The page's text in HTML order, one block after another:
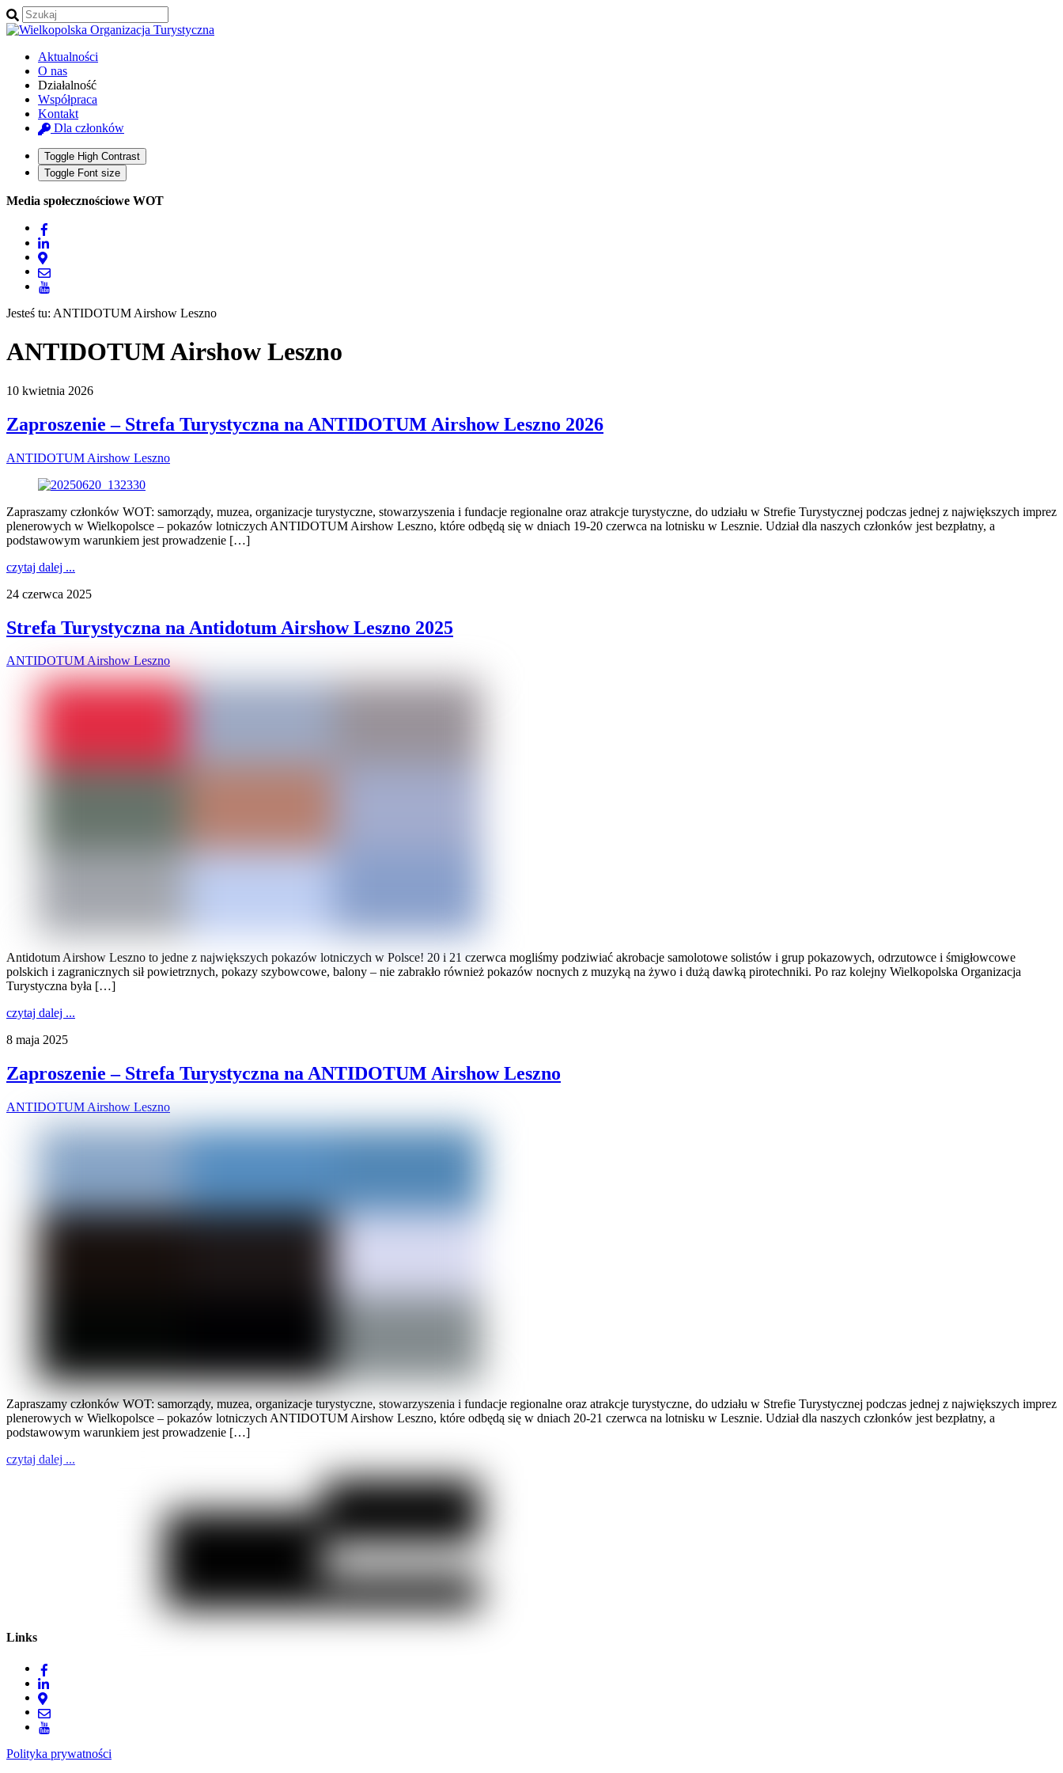
Aktualności
O nas
Działalność
Współpraca
Kontakt
Dla członków
Toggle High Contrast
Toggle Font size
Media społecznościowe WOT
Jesteś tu: ANTIDOTUM Airshow Leszno
ANTIDOTUM Airshow Leszno
10 kwietnia 2026
Zaproszenie – Strefa Turystyczna na ANTIDOTUM Airshow Leszno 2026
ANTIDOTUM Airshow Leszno
Zapraszamy członków WOT: samorządy, muzea, organizacje turystyczne, stowarzyszenia i fundacje regionalne oraz atrakcje turystyczne, do udziału w Strefie Turystycznej podczas jednej z największych imprez
plenerowych w Wielkopolsce – pokazów lotniczych ANTIDOTUM Airshow Leszno, które odbędą się w dniach 19-20 czerwca na lotnisku w Lesznie. Udział dla naszych członków jest bezpłatny, a
podstawowym warunkiem jest prowadzenie […]
czytaj dalej ...
24 czerwca 2025
Strefa Turystyczna na Antidotum Airshow Leszno 2025
ANTIDOTUM Airshow Leszno
Antidotum Airshow Leszno to jedne z największych pokazów lotniczych w Polsce! 20 i 21 czerwca mogliśmy podziwiać akrobacje samolotowe solistów i grup pokazowych, odrzutowce i śmigłowcowe
polskich i zagranicznych sił powietrznych, pokazy szybowcowe, balony – nie zabrakło również pokazów nocnych z muzyką na żywo i dużą dawką pirotechniki. Po raz kolejny Wielkopolska Organizacja
Turystyczna była […]
czytaj dalej ...
8 maja 2025
Zaproszenie – Strefa Turystyczna na ANTIDOTUM Airshow Leszno
ANTIDOTUM Airshow Leszno
Zapraszamy członków WOT: samorządy, muzea, organizacje turystyczne, stowarzyszenia i fundacje regionalne oraz atrakcje turystyczne, do udziału w Strefie Turystycznej podczas jednej z największych imprez
plenerowych w Wielkopolsce – pokazów lotniczych ANTIDOTUM Airshow Leszno, które odbędą się w dniach 20-21 czerwca na lotnisku w Lesznie. Udział dla naszych członków jest bezpłatny, a
podstawowym warunkiem jest prowadzenie […]
czytaj dalej ...
Links
Polityka prywatności